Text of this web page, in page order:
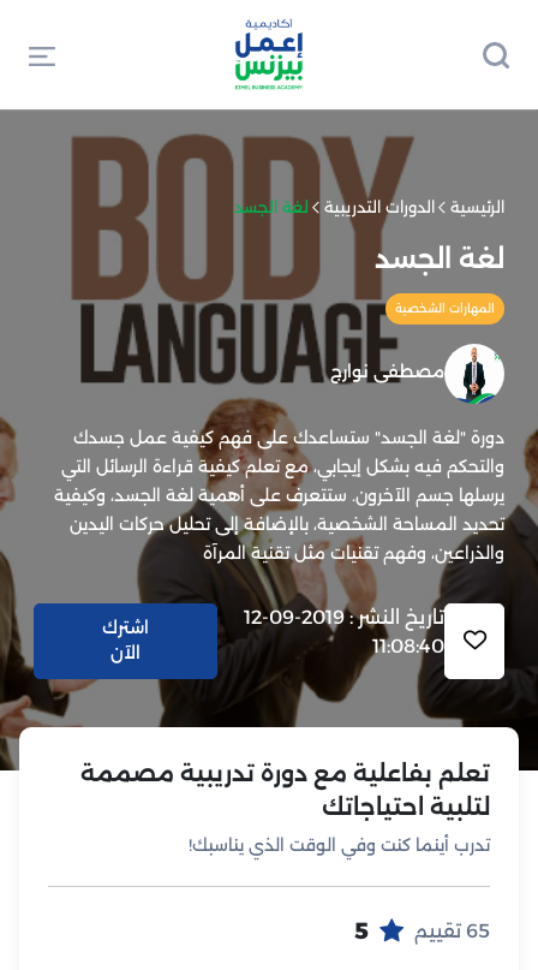
تعلم بفاعلية مع دورة تدريبية مصممة
لتلبية احتياجاتك
تدرب أينما كنت وفي الوقت الذي يناسبك!
65 تقييم 5
الرئيسية الدورات التدريبية لغة الجسد
لغة الجسد
المهارات الشخصية
مصطفى نوارج
دورة "لغة الجسد" ستساعدك على فهم كيفية عمل جسدك
والتحكم فيه بشكل إيجابي، مع تعلم كيفية قراءة الرسائل التي
يرسلها جسم الآخرون. ستتعرف على أهمية لغة الجسد، وكيفية
تحديد المساحة الشخصية، بالإضافة إلى تحليل حركات اليدين
والذراعين، وفهم تقنيات مثل تقنية المرآة
تاريخ النشر : 2019-09-12
11:08:40
اشترك
الآن